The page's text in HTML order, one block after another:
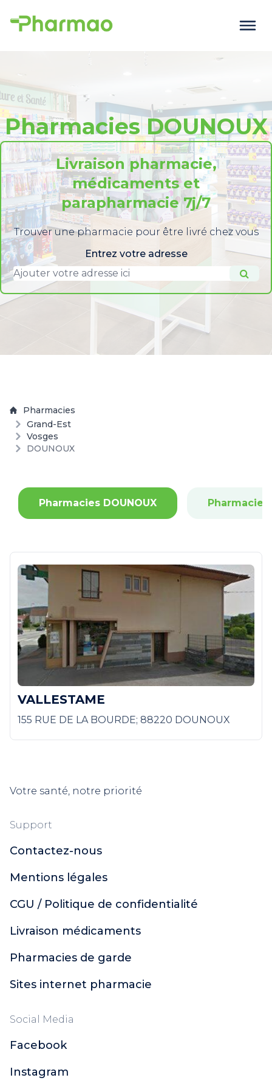
Pharmacies DOUNOUX
Livraison pharmacie,
médicaments et
parapharmacie 7j/7
Trouver une pharmacie pour être livré chez vous
Entrez votre adresse
Pharmacies
Grand-Est
Vosges
DOUNOUX
Pharmacies DOUNOUX Pharmacies
VALLESTAME
155 RUE DE LA BOURDE; 88220 DOUNOUX
Votre santé, notre priorité
Support
Contactez-nous
Mentions légales
CGU / Politique de confidentialité
Livraison médicaments
Pharmacies de garde
Sites internet pharmacie
Social Media
Facebook
Instagram